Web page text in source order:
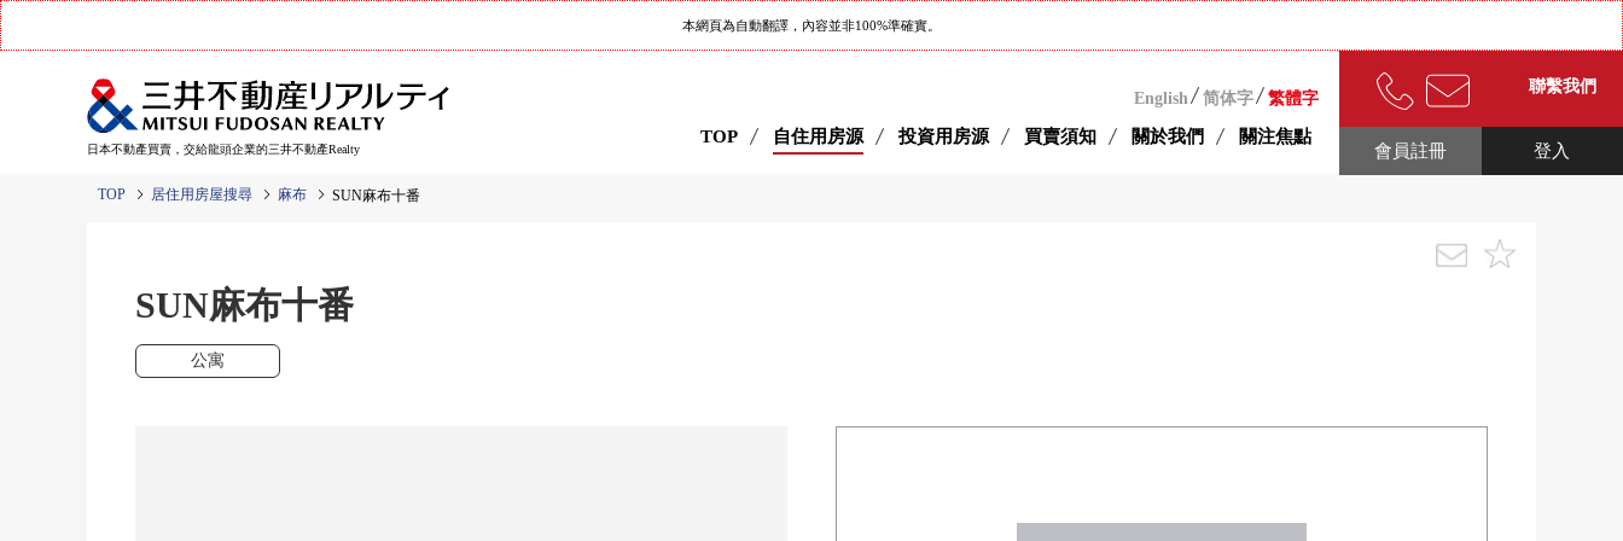
本網頁為自動翻譯，內容並非100%準確實。
日本不動產買賣，交給龍頭企業的三井不動產Realty
English 简体字 繁體字
TOP 自住用房源 投資用房源 買賣須知 關於我們 關注焦點
聯繫我們
登入
會員註冊
TOP 居住用房屋搜尋 麻布 SUN麻布十番
SUN麻布十番
公寓